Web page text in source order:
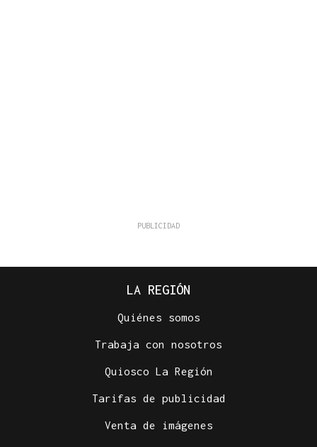
LA REGIÓN
Quiénes somos
Trabaja con nosotros
Quiosco La Región
Tarifas de publicidad
Venta de imágenes